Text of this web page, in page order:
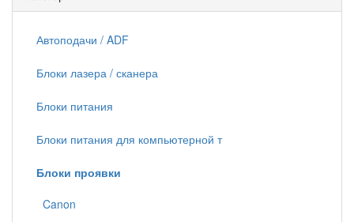
Автоподачи / ADF
Блоки лазера / сканера
Блоки питания
Блоки питания для компьютерной т
Блоки проявки
Canon